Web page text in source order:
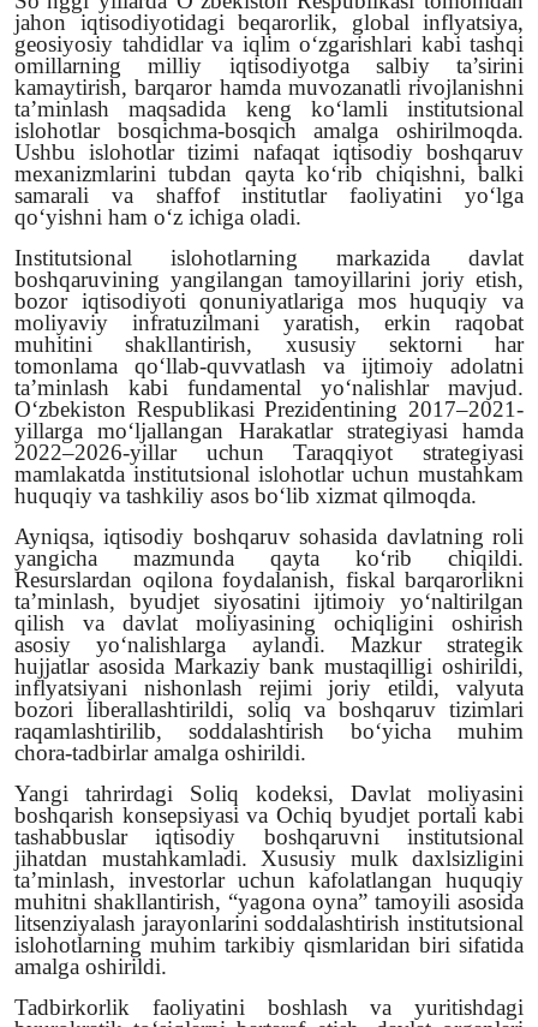
Video yangiliklar
Ekspeditsiya
jahon iqtisodiyotidagi beqarorlik, global inflyatsiya,
geosiyosiy tahdidlar va iqlim o‘zgarishlari kabi tashqi
omillarning milliy iqtisodiyotga salbiy ta’sirini
kamaytirish, barqaror hamda muvozanatli rivojlanishni
ta’minlash maqsadida keng ko‘lamli institutsional
islohotlar bosqichma-bosqich amalga oshirilmoqda.
Ushbu islohotlar tizimi nafaqat iqtisodiy boshqaruv
mexanizmlarini tubdan qayta ko‘rib chiqishni, balki
samarali va shaffof institutlar faoliyatini yo‘lga
qo‘yishni ham o‘z ichiga oladi.
Institutsional islohotlarning markazida davlat
boshqaruvining yangilangan tamoyillarini joriy etish,
bozor iqtisodiyoti qonuniyatlariga mos huquqiy va
moliyaviy infratuzilmani yaratish, erkin raqobat
muhitini shakllantirish, xususiy sektorni har
tomonlama qo‘llab-quvvatlash va ijtimoiy adolatni
ta’minlash kabi fundamental yo‘nalishlar mavjud.
O‘zbekiston Respublikasi Prezidentining 2017–2021-
yillarga mo‘ljallangan Harakatlar strategiyasi hamda
2022–2026-yillaruchun Taraqqiyot strategiyasi
mamlakatda institutsional islohotlar uchun mustahkam
huquqiy va tashkiliy asos bo‘lib xizmat qilmoqda.
Ayniqsa, iqtisodiy boshqaruv sohasida davlatning roli
yangicha mazmunda qayta ko‘rib chiqildi.
Resurslardan oqilona foydalanish, fiskal barqarorlikni
ta’minlash, byudjet siyosatini ijtimoiy yo‘naltirilgan
qilish va davlat moliyasining ochiqligini oshirish
asosiy yo‘nalishlarga aylandi. Mazkur strategik
hujjatlar asosida Markaziy bank mustaqilligi oshirildi,
inflyatsiyani nishonlash rejimi joriy etildi, valyuta
bozori liberallashtirildi, soliq va boshqaruv tizimlari
raqamlashtirilib, soddalashtirish bo‘yicha muhim
chora-tadbirlar amalga oshirildi.
Yangi tahrirdagi Soliq kodeksi, Davlat moliyasini
boshqarish konsepsiyasi va Ochiq byudjet portali kabi
tashabbuslar iqtisodiy boshqaruvni institutsional
jihatdan mustahkamladi. Xususiy mulk daxlsizligini
ta’minlash, investorlar uchun kafolatlangan huquqiy
muhitni shakllantirish, “yagona oyna” tamoyili asosida
litsenziyalash jarayonlarini soddalashtirish institutsional
islohotlarning muhim tarkibiy qismlaridan biri sifatida
amalga oshirildi.
Tadbirkorlik faoliyatini boshlash va yuritishdagi